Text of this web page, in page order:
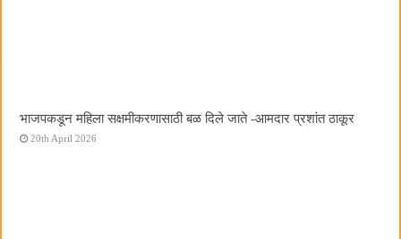
भाजपकडून महिला सक्षमीकरणासाठी बळ दिले जाते -आमदार प्रशांत ठाकूर
20th April 2026